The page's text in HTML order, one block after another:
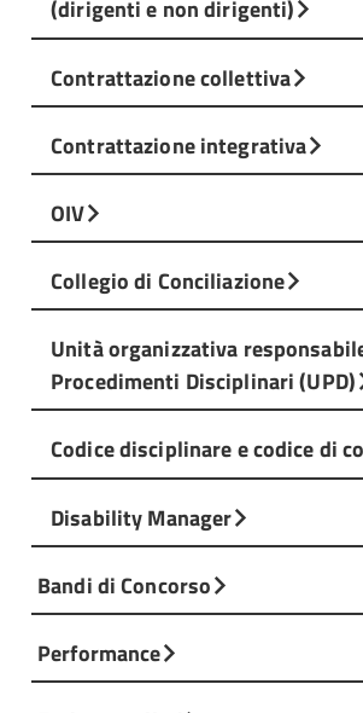
(dirigenti e non dirigenti)
Contrattazione collettiva
Contrattazione integrativa
OIV
Collegio di Conciliazione
Unità organizzativa
Procedimenti Disciplinari (UPD)
Codice disciplinare e codice di
Disability Manager
Bandi di Concorso
Performance